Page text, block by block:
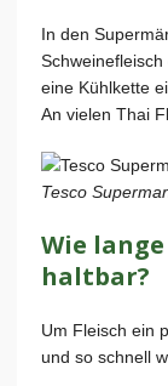
In den
eine Kühlkette
An vielen Thai
Tesco
Wie
haltbar?
Um Fleisch ein
und so schnell